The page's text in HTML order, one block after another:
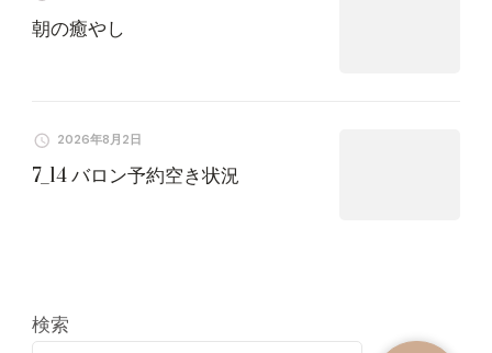
朝の癒やし
2026年8月2日
7_14 バロン予約空き状況
検索